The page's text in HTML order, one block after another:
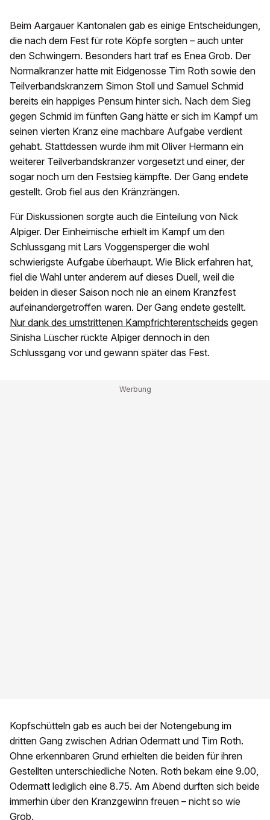
Beim Aargauer Kantonalen gab es einige Entscheidungen,
die nach dem Fest für rote Köpfe sorgten – auch unter
den Schwingern. Besonders hart traf es Enea Grob. Der
Normalkranzer hatte mit Eidgenosse Tim Roth sowie den
Teilverbandskranzern Simon Stoll und Samuel Schmid
bereits ein happiges Pensum hinter sich. Nach dem Sieg
gegen Schmid im fünften Gang hätte er sich im Kampf um
seinen vierten Kranz eine machbare Aufgabe verdient
gehabt. Stattdessen wurde ihm mit Oliver Hermann ein
weiterer Teilverbandskranzer vorgesetzt und einer, der
sogar noch um den Festsieg kämpfte. Der Gang endete
gestellt. Grob fiel aus den Kränzrängen.
Für Diskussionen sorgte auch die Einteilung von Nick
Alpiger. Der Einheimische erhielt im Kampf um den
Schlussgang mit Lars Voggensperger die wohl
schwierigste Aufgabe überhaupt. Wie Blick erfahren hat,
fiel die Wahl unter anderem auf dieses Duell, weil die
beiden in dieser Saison noch nie an einem Kranzfest
aufeinandergetroffen waren. Der Gang endete gestellt.
Nur dank des umstrittenen Kampfrichterentscheids gegen
Sinisha Lüscher rückte Alpiger dennoch in den
Schlussgang vor und gewann später das Fest.
Kopfschütteln gab es auch bei der Notengebung im
dritten Gang zwischen Adrian Odermatt und Tim Roth.
Ohne erkennbaren Grund erhielten die beiden für ihren
Gestellten unterschiedliche Noten. Roth bekam eine 9.00,
Odermatt lediglich eine 8.75. Am Abend durften sich beide
immerhin über den Kranzgewinn freuen – nicht so wie
Grob.